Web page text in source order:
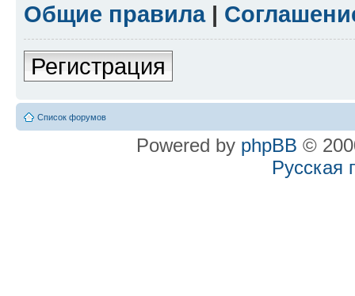
Общие правила|
Регистрация
Список форумов
Powered by phpBB ©
Русская